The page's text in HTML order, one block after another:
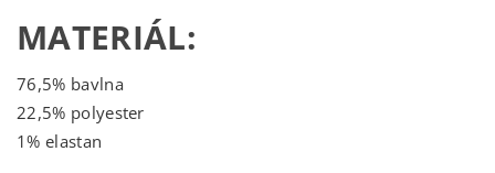
MATERIÁL:
76,5% bavlna
22,5% polyester
1% elastan